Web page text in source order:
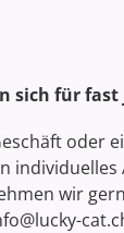
sich für fast
oder
wir